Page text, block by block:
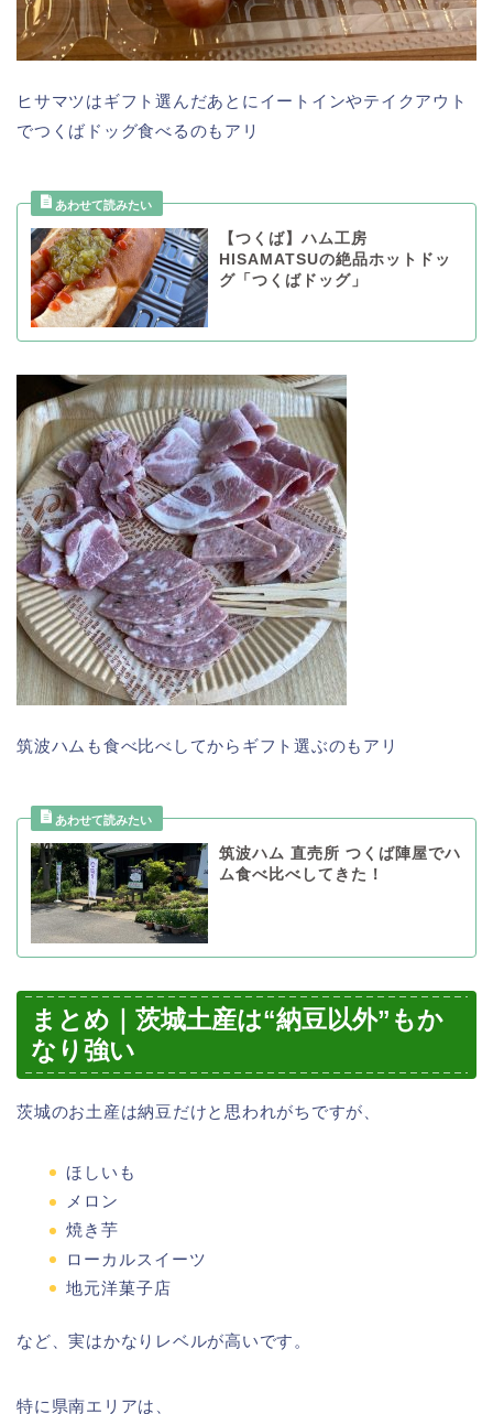
ヒサマツはギフト選んだあとにイートインやテイクアウト
でつくばドッグ食べるのもアリ
【つくば】ハム工房
HISAMATSUの絶品ホットドッ
グ「つくばドッグ」
筑波ハムも食べ比べしてからギフト選ぶのもアリ
筑波ハム 直売所 つくば陣屋でハ
ム食べ比べしてきた！
まとめ｜茨城土産は“納豆以外”もか
なり強い
茨城のお土産は納豆だけと思われがちですが、
ほしいも
メロン
焼き芋
ローカルスイーツ
地元洋菓子店
など、実はかなりレベルが高いです。
特に県南エリアは、